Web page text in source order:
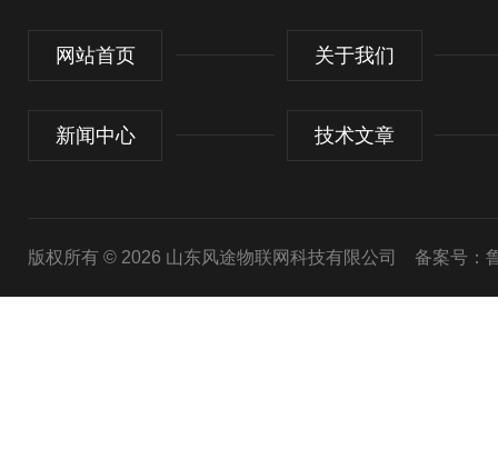
网站首页 关于我们
新闻中心 技术文章
版权所有 © 2026 山东风途物联网科技有限公司 备案号：